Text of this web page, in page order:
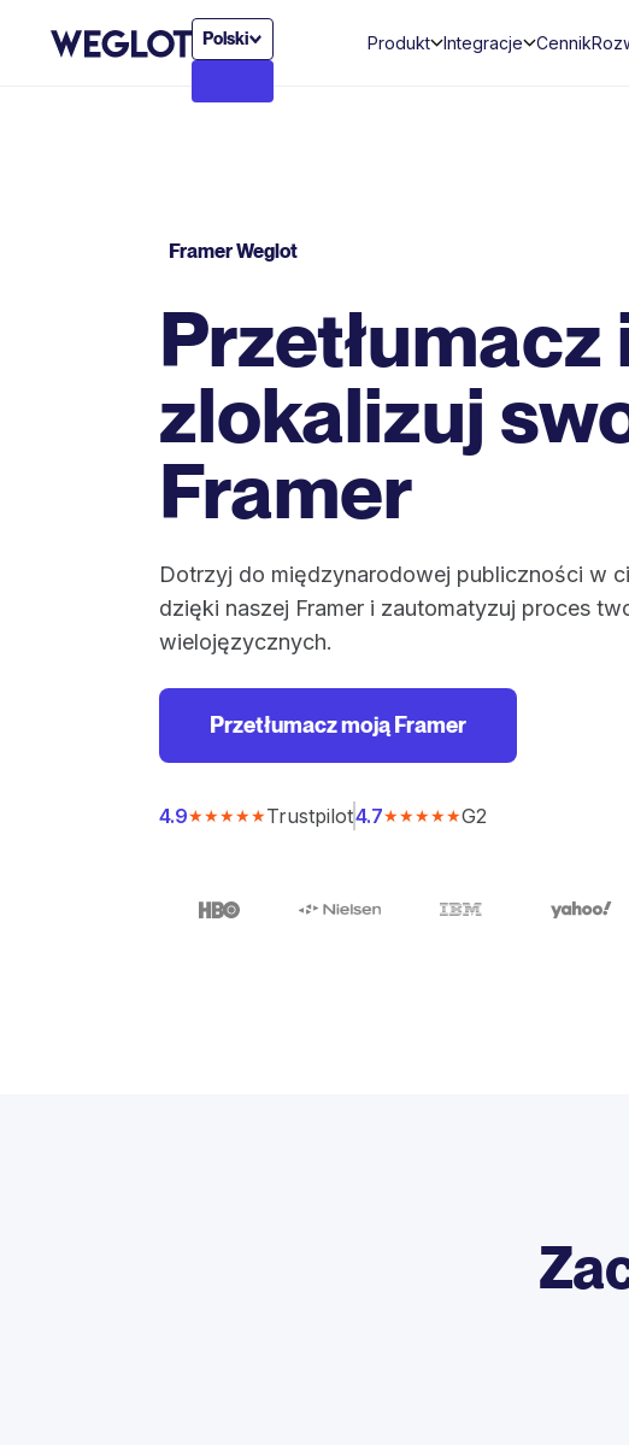
Polski Produkt Integracje Cennik
Framer Weglot
Przetłumacz
zlokalizuj
Framer
Dotrzyj do międzynarodowej publiczności w
dzięki naszej Framer i zautomatyzuj proces
wielojęzycznych.
Przetłumacz moją Framer
4.9★★★★★Trustpilot4.7★★★★★G2